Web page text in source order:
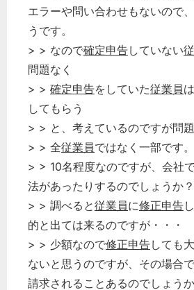
エラーや問い合わせもないので
うです。
> > なので確定申告していない
問題なく
> > 確定申告をしていた従業員
してもらう
> > と、考えているのですが問
> > 全従業員ではなく一部です。
> > 10名程度なのですが、会社
法があったりするのでしょうか？
> > 調べると従業員に修正申告
的と出ては来るのですが・・・
> > 少額なので修正申告しても
ないと思うのですが、その場合
請求されることあるのでしょうか